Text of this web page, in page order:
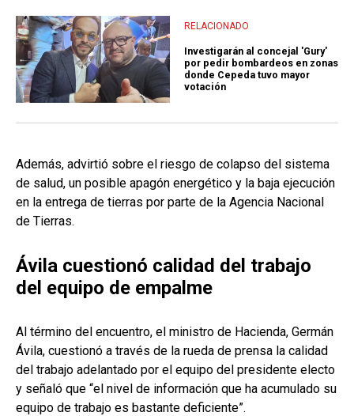
RELACIONADO
Investigarán al concejal 'Gury'
por pedir bombardeos en zonas
donde Cepeda tuvo mayor
votación
Además, advirtió sobre el riesgo de colapso del sistema
de salud, un posible apagón energético y la baja ejecución
en la entrega de tierras por parte de la Agencia Nacional
de Tierras.
Ávila cuestionó calidad del trabajo
del equipo de empalme
Al término del encuentro, el ministro de Hacienda, Germán
Ávila, cuestionó a través de la rueda de prensa la calidad
del trabajo adelantado por el equipo del presidente electo
y señaló que “el nivel de información que ha acumulado su
equipo de trabajo es bastante deficiente”.